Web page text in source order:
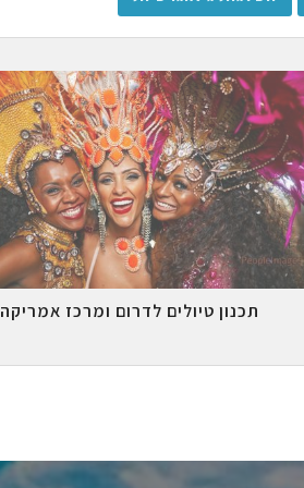
תכנון טיולים לדרום ומרכז אמריקה